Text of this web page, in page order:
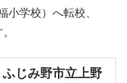
小学校）へ転校、
ふじみ野市立上野